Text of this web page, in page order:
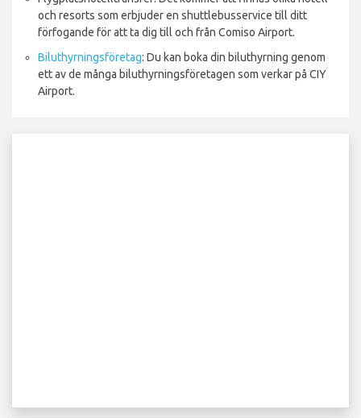
och resorts som erbjuder en shuttlebusservice till ditt
förfogande för att ta dig till och från Comiso Airport.
Biluthyrningsföretag: Du kan boka din biluthyrning genom
ett av de många biluthyrningsföretagen som verkar på CIY
Airport.